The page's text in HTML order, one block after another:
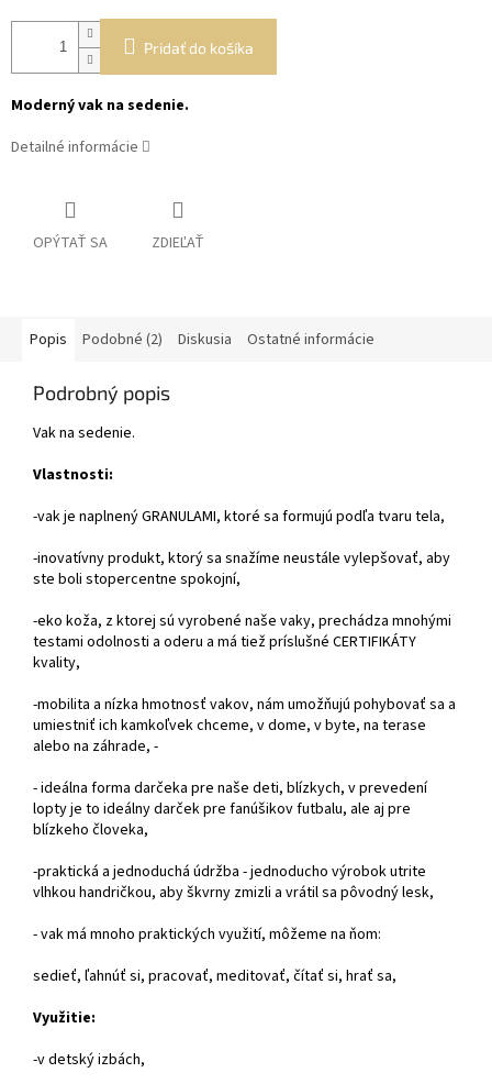
Pridať do košíka
Moderný vak na sedenie.
Detailné informácie
OPÝTAŤ SA ZDIEĽAŤ
Popis Podobné (2) Diskusia Ostatné informácie
Podrobný popis
Vak na sedenie.
Vlastnosti:
-vak je naplnený GRANULAMI, ktoré sa formujú podľa tvaru tela,
-inovatívny produkt, ktorý sa snažíme neustále vylepšovať, aby
ste boli stopercentne spokojní,
-eko koža, z ktorej sú vyrobené naše vaky, prechádza mnohými
testami odolnosti a oderu a má tiež príslušné CERTIFIKÁTY
kvality,
-mobilita a nízka hmotnosť vakov, nám umožňujú pohybovať sa a
umiestniť ich kamkoľvek chceme, v dome, v byte, na terase
alebo na záhrade, -
- ideálna forma darčeka pre naše deti, blízkych, v prevedení
lopty je to ideálny darček pre fanúšikov futbalu, ale aj pre
blízkeho človeka,
-praktická a jednoduchá údržba - jednoducho výrobok utrite
vlhkou handričkou, aby škvrny zmizli a vrátil sa pôvodný lesk,
- vak má mnoho praktických využití, môžeme na ňom:
sedieť, ľahnúť si, pracovať, meditovať, čítať si, hrať sa,
Využitie:
-v detský izbách,